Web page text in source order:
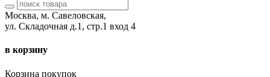
Москва, м. Савеловская,
ул. Складочная д.1, стр.1 вход 4
в корзину
Корзина покупок